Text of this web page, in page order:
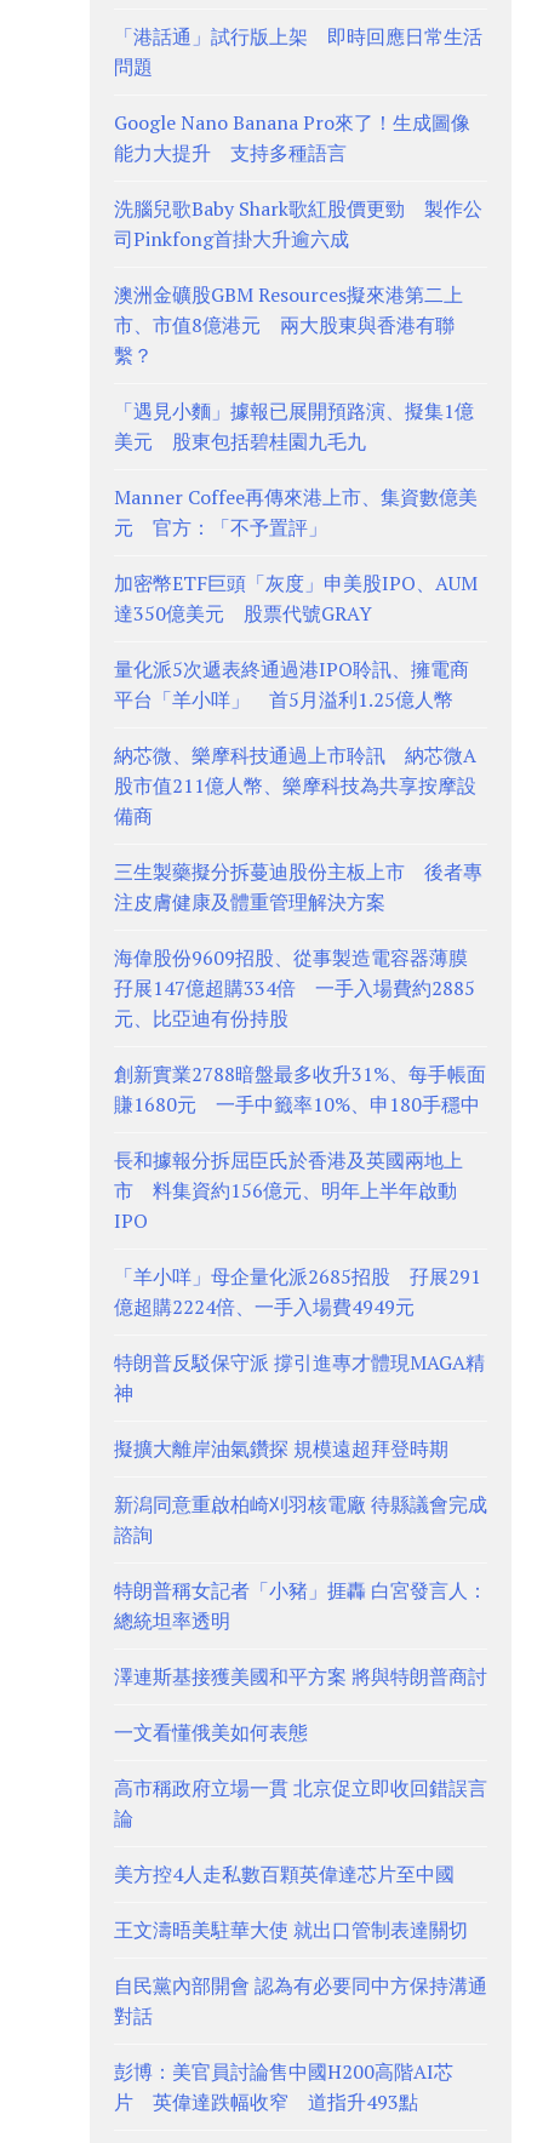
「港話通」試行版上架 即時回應日常生活
問題
Google Nano Banana Pro來了！生成圖像
能力大提升 支持多種語言
洗腦兒歌Baby Shark歌紅股價更勁 製作公
司Pinkfong首掛大升逾六成
澳洲金礦股GBM Resources擬來港第二上
市、市值8億港元 兩大股東與香港有聯
繫？
「遇見小麵」據報已展開預路演、擬集1億
美元 股東包括碧桂園九毛九
Manner Coffee再傳來港上市、集資數億美
元 官方：「不予置評」
加密幣ETF巨頭「灰度」申美股IPO、AUM
達350億美元 股票代號GRAY
量化派5次遞表終通過港IPO聆訊、擁電商
平台「羊小咩」 首5月溢利1.25億人幣
納芯微、樂摩科技通過上市聆訊 納芯微A
股市值211億人幣、樂摩科技為共享按摩設
備商
三生製藥擬分拆蔓迪股份主板上市 後者專
注皮膚健康及體重管理解決方案
海偉股份9609招股、從事製造電容器薄膜
孖展147億超購334倍 一手入場費約2885
元、比亞迪有份持股
創新實業2788暗盤最多收升31%、每手帳面
賺1680元 一手中籤率10%、申180手穩中
長和據報分拆屈臣氏於香港及英國兩地上
市 料集資約156億元、明年上半年啟動
IPO
「羊小咩」母企量化派2685招股 孖展291
億超購2224倍、一手入場費4949元
特朗普反駁保守派 撐引進專才體現MAGA精
神
擬擴大離岸油氣鑽探 規模遠超拜登時期
新潟同意重啟柏崎刈羽核電廠 待縣議會完成
諮詢
特朗普稱女記者「小豬」捱轟 白宮發言人：
總統坦率透明
澤連斯基接獲美國和平方案 將與特朗普商討
一文看懂俄美如何表態
高市稱政府立場一貫 北京促立即收回錯誤言
論
美方控4人走私數百顆英偉達芯片至中國
王文濤晤美駐華大使 就出口管制表達關切
自民黨內部開會 認為有必要同中方保持溝通
對話
彭博：美官員討論售中國H200高階AI芯
片 英偉達跌幅收窄 道指升493點